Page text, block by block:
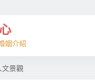
姻介紹
文景觀